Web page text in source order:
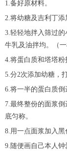
1.备好原材料。
2.将幼糖及吉利丁添
3.轻轻地拌入筛过
牛乳及油拌均。（
4.将蛋白质和塔塔粉
5.分2次添加幼糖，
6.将一半的蛋白质倒
7.最终整份的面浆
底匀称。
8.用一点面浆加入黑
9.随便画自己本人